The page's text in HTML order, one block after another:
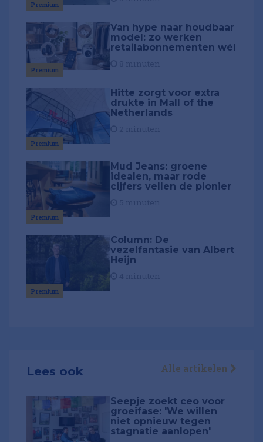
Premium
Premium
Van hype naar houdbaar
model: zo werken
retailabonnementen wél
Premium
Hitte zorgt voor extra
drukte in Mall of the
Netherlands
Premium
Mud Jeans: groene
idealen, maar rode
cijfers vellen de pionier
Premium
Column: De
vezelfantasie van Albert
Heijn
Lees ook Alle artikelen
Seepje zoekt ceo voor
groeifase: 'We willen
niet opnieuw tegen
stagnatie aanlopen'